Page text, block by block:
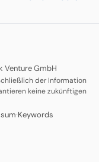
Venture GmbH
der Information
keine zukünftigen
·Keywords